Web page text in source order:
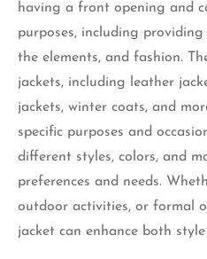
having a front opening and
purposes, including
the elements, and fashion.
jackets, including leather
jackets, winter coats, and
specific purposes and
different styles, colors, and
preferences and needs.
outdoor activities, or formal
jacket can enhance both